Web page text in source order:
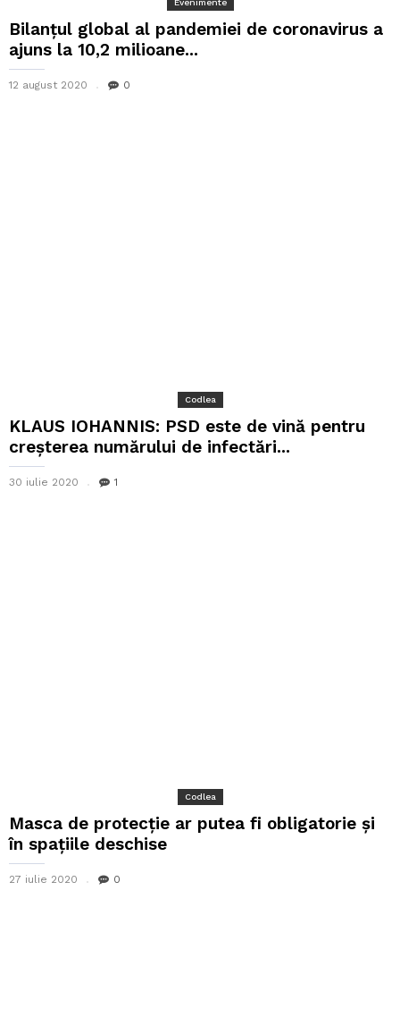
Evenimente
Bilanţul global al pandemiei de coronavirus a
ajuns la 10,2 milioane...
12 august 2020 0
Codlea
KLAUS IOHANNIS: PSD este de vină pentru
creșterea numărului de infectări...
30 iulie 2020 1
Codlea
Masca de protecție ar putea fi obligatorie și
în spațiile deschise
27 iulie 2020 0